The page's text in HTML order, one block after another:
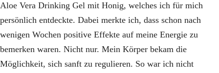
Aloe Vera Drinking Gel mit Honig, welches ich für mich
persönlich entdeckte. Dabei merkte ich, dass schon nach
wenigen Wochen positive Effekte auf meine Energie zu
bemerken waren. Nicht nur. Mein Körper bekam die
Möglichkeit, sich sanft zu regulieren. So war ich nicht